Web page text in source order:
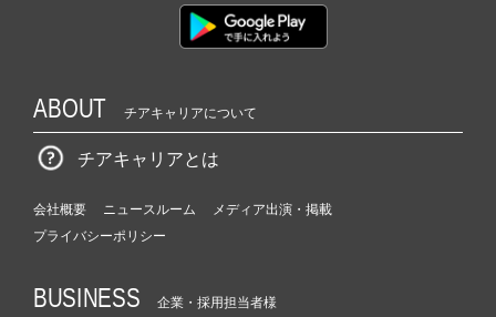
ABOUT チアキャリアについて
チアキャリアとは
会社概要 ニュースルーム
メディア出演・掲載
プライバシーポリシー
BUSINESS 企業・採用担当者様